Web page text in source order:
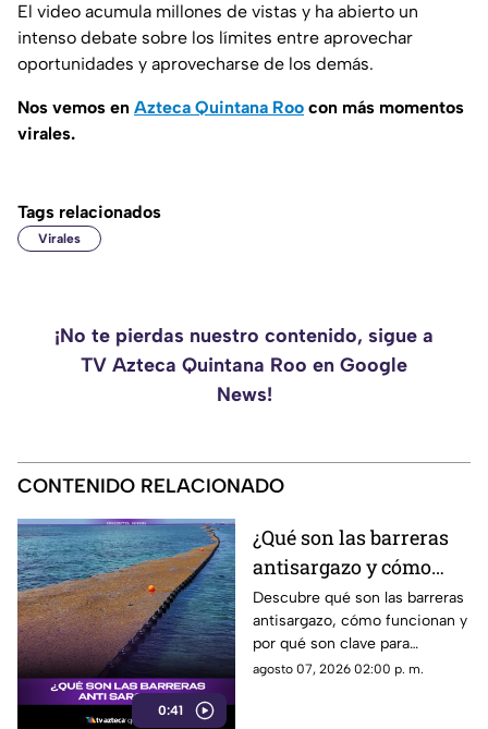
El video acumula millones de vistas y ha abierto un
intenso debate sobre los límites entre aprovechar
oportunidades y aprovecharse de los demás.
Nos vemos en Azteca Quintana Roo con más momentos
virales.
Tags relacionados
Virales
¡No te pierdas nuestro contenido, sigue a
TV Azteca Quintana Roo en Google
News!
CONTENIDO RELACIONADO
0:41
¿Qué son las barreras
antisargazo y cómo
ayudan a proteger las
playas de Quintana
Roo?
Descubre qué son las barreras
antisargazo, cómo funcionan y
por qué son clave para
proteger las playas de
agosto 07, 2026 02:00 p. m.